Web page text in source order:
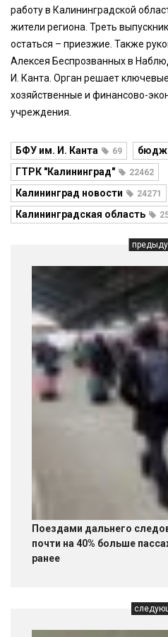
работу в Калининградской
жители региона. Треть
остаться – приезжие. Также
Алексея Беспрозванных в
И. Канта. Орган решает
хозяйственные и финансово-
учреждения.
БФУ им. И. Канта 69
ГТРК "Калининград" 22462
Калининград новости 24271
Калининградская область
Поездами дальнего
почти на 40% больше
ранее